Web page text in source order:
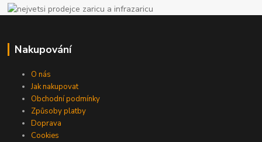
Nakupování
O nás
Jak nakupovat
Obchodní podmínky
Způsoby platby
Doprava
Cookies